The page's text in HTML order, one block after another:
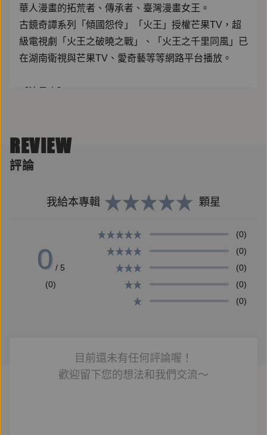
華人漫畫的拓荒者、傳承者、臺灣漫畫女王。
古鏡奇譚系列「傾國怨伶」「火王」授權芒果TV，超
級電視劇「火王之破曉之戰」、「火王之千里同風」已
在湖南衛視與芒果TV、愛奇藝等等網路平台播放。
小酥餅｜蔚詠倩
瑪嘉烈｜佛羅娜公主、李盈
雷克斯｜葛利德
貓奴一斤｜爵文
山鬥雞｜蔚博士
【職員表】
REVIEW
評論
我給本專輯 顆星
0 / 5
(0)
(0)
(0)
(0)
(0)
(0)
目前還未有任何評論喔！
歡迎留下您的想法和我們交流～